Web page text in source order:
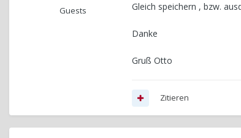
Guests Gleich speichern , bzw.
Danke
Gruß Otto
Zitieren